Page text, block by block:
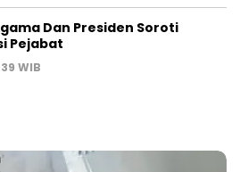
Dan Presiden Soroti
Pejabat
WIB